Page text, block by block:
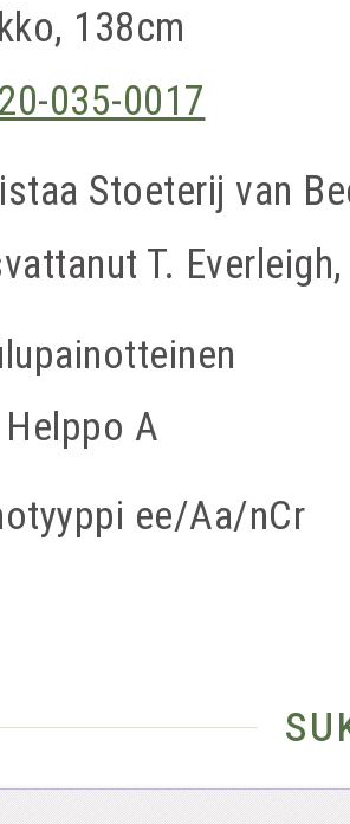
138cm
035-0017
Stoeterij van
T.
A
ee/Aa/nCr